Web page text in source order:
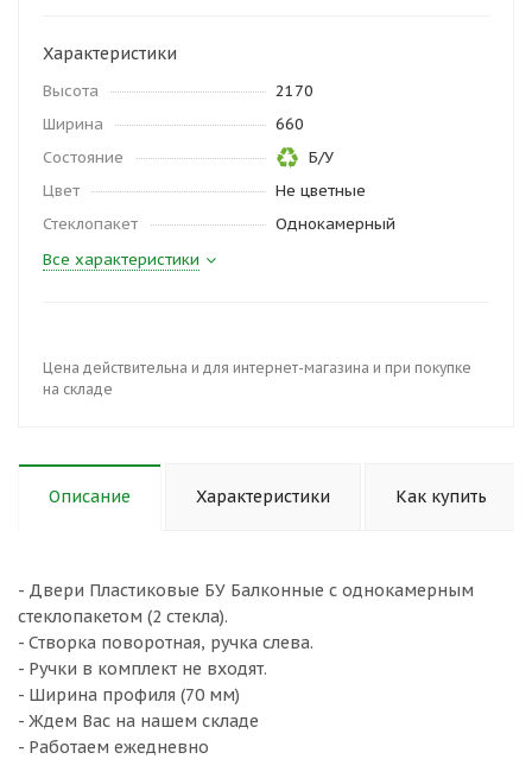
Характеристики
Высота
2170
Ширина
660
Состояние
Б/У
Цвет
Не цветные
Стеклопакет
Однокамерный
Все характеристики
Цена действительна и для интернет-магазина и при покупке
на складе
Описание Характеристики Как купить
- Двери Пластиковые БУ Балконные с однокамерным
стеклопакетом (2 стекла).
- Створка поворотная, ручка слева.
- Ручки в комплект не входят.
- Ширина профиля (70 мм)
- Ждем Вас на нашем складе
- Работаем ежедневно